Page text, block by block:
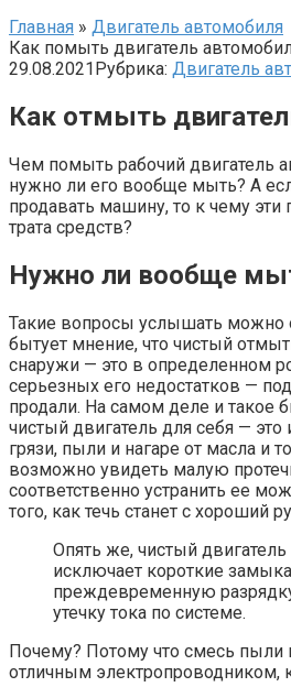
Главная » Двигатель автомобиля
Как помыть двигатель
29.08.2021Рубрика: Двигатель
Как отмыть
Чем помыть рабочий двигатель
нужно ли его вообще мыть? А
продавать машину, то к чему
трата средств?
Нужно ли вообще
Такие вопросы услышать можно
бытует мнение, что чистый
снаружи — это в определенном
серьезных его недостатков —
продали. На самом деле и такое
чистый двигатель для себя —
грязи, пыли и нагаре от масла и
возможно увидеть малую
соответственно устранить ее
того, как течь станет с хороший
Опять же, чистый
исключает короткие
преждевременную
утечку тока по системе.
Почему? Потому что смесь пыли
отличным электропроводником,